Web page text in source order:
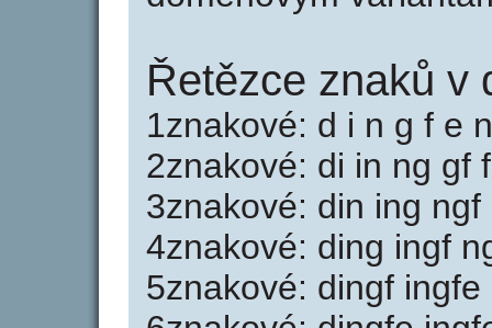
Řetězce znaků v
1znakové: d i n g f e
2znakové: di in ng gf
3znakové: din ing
4znakové: ding ingf
5znakové: dingf